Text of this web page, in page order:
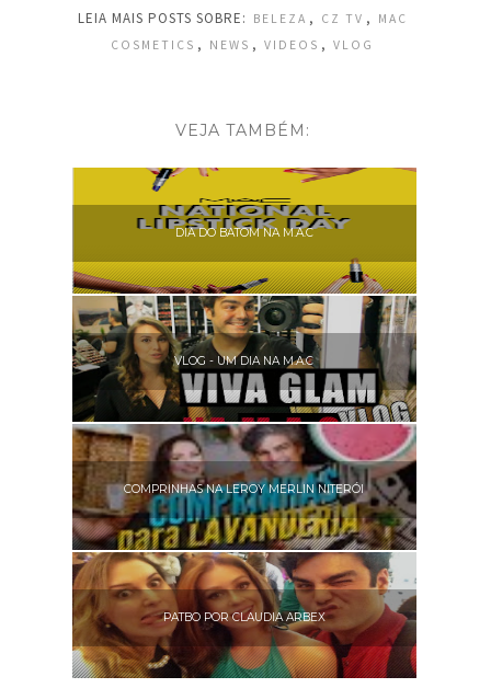
LEIA MAIS POSTS SOBRE: BELEZA , CZ TV ,
MAC
COSMETICS , NEWS , VIDEOS , VLOG
VEJA TAMBÉM:
DIA DO BATOM NA M.A.C
VLOG - UM DIA NA M.A.C
COMPRINHAS NA LEROY MERLIN NITERÓI
PATBO POR CLAUDIA ARBEX